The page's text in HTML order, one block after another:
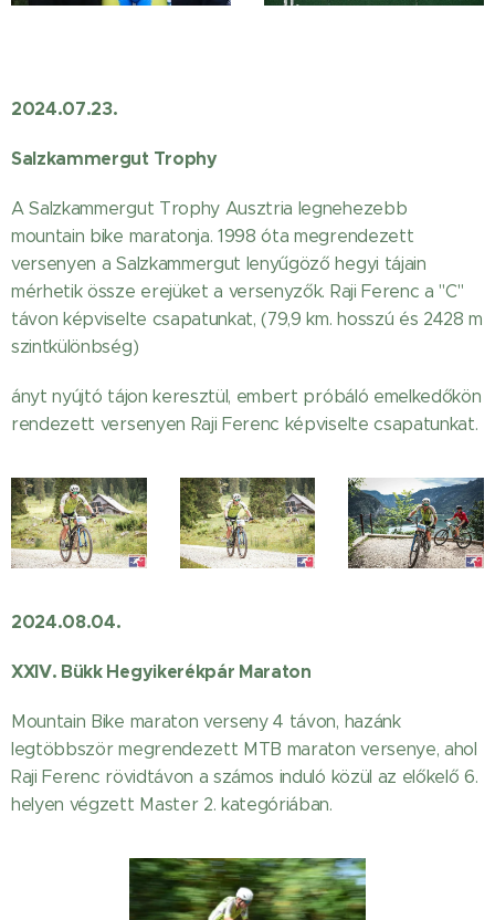
2024.07.23.
Salzkammergut Trophy
A Salzkammergut Trophy Ausztria legnehezebb
mountain bike maratonja. 1998 óta megrendezett
versenyen a Salzkammergut lenyűgöző hegyi tájain
mérhetik össze erejüket a versenyzők. Raji Ferenc a "C"
távon képviselte csapatunkat, (79,9 km. hosszú és 2428 m
szintkülönbség)
ányt nyújtó tájon keresztül, embert próbáló emelkedőkön
rendezett versenyen Raji Ferenc képviselte csapatunkat.
2024.08.04.
XXIV. Bükk Hegyikerékpár Maraton
Mountain Bike maraton verseny 4 távon, hazánk
legtöbbször megrendezett MTB maraton versenye, ahol
Raji Ferenc rövidtávon a számos induló közül az előkelő 6.
helyen végzett Master 2. kategóriában.